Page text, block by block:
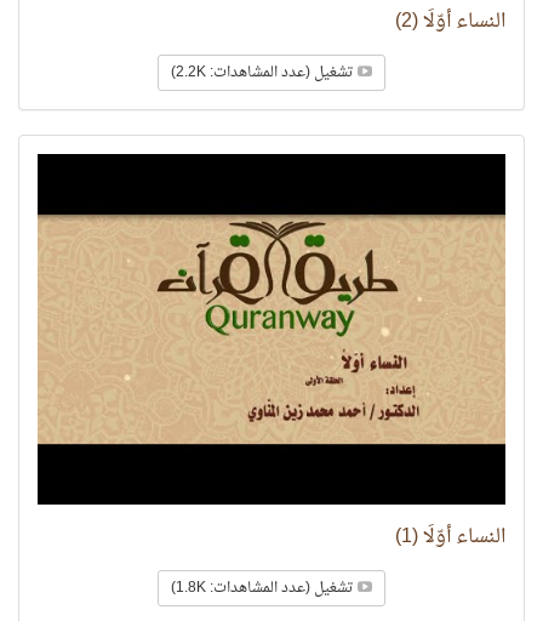
النساء أوّلًا (2)
تشغيل (عدد المشاهدات: 2.2K)
النساء أوّلًا (1)
تشغيل (عدد المشاهدات: 1.8K)